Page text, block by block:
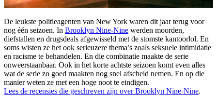
De leukste politieagenten van New York waren dit jaar terug voor
nog één seizoen. In Brooklyn Nine-Nine werden moorden,
diefstallen en drugsdeals afgewisseld met de stomste kantoorlol. En
soms wisten ze het ook serieuzere thema’s zoals seksuele intimidatie
en racisme te behandelen. En die combinatie maakte de serie
onweerstaanbaar. Ook in het korte achtste seizoen komt even alles
wat de serie zo goed maakten nog snel afscheid nemen. En op die
manier weten ze met een hoge noot te eindigen.
Lees de recensies die geschreven zijn over Brooklyn Nine-Nine.